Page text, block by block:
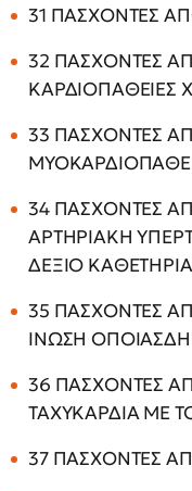
31 ΠΑΣΧΟΝΤΕΣ
32 ΠΑΣΧΟΝΤΕΣ
ΚΑΡΔΙΟΠΑΘΕΙΕΣ
33 ΠΑΣΧΟΝΤΕΣ
34 ΠΑΣΧΟΝΤΕΣ
ΑΡΤΗΡΙΑΚΗ
ΔΕΞΙΟ
35 ΠΑΣΧΟΝΤΕΣ
ΙΝΩΣΗ
36 ΠΑΣΧΟΝΤΕΣ
ΤΑΧΥΚΑΡΔΙΑ ΜΕ
37 ΠΑΣΧΟΝΤΕΣ